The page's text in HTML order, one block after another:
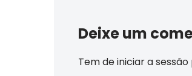
Deixe um
Tem deiniciar a sessão